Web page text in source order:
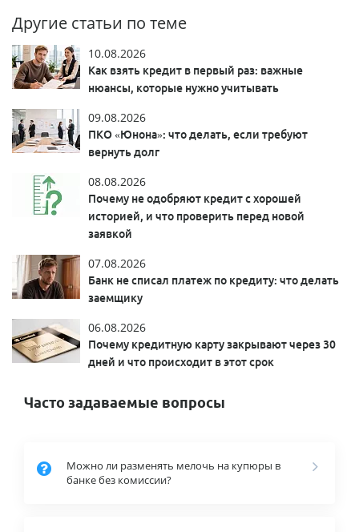
Другие статьи по теме
10.08.2026
Как взять кредит в первый раз: важные
нюансы, которые нужно учитывать
09.08.2026
ПКО «Юнона»: что делать, если требуют
вернуть долг
08.08.2026
Почему не одобряют кредит с хорошей
историей, и что проверить перед новой
заявкой
07.08.2026
Банк не списал платеж по кредиту: что делать
заемщику
06.08.2026
Почему кредитную карту закрывают через 30
дней и что происходит в этот срок
Часто задаваемые вопросы
Можно ли разменять мелочь на купюры в
банке без комиссии?